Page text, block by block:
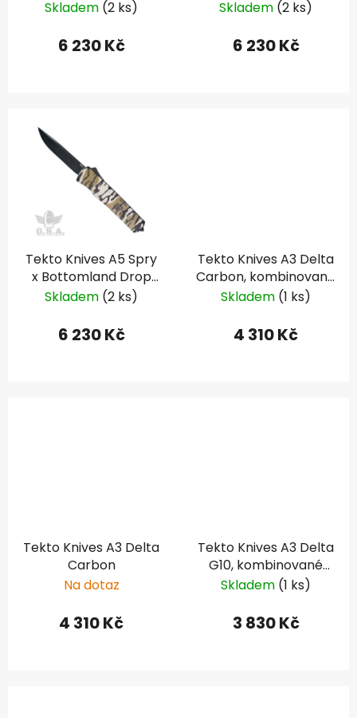
Skladem (2 ks)
6 230 Kč
Skladem (2 ks)
6 230 Kč
Tekto Knives A5 Spry
x Bottomland Drop
Point
Skladem (2 ks)
6 230 Kč
Tekto Knives A3 Delta
Carbon, kombinované
ostří
Skladem (1 ks)
4 310 Kč
Tekto Knives A3 Delta
Carbon
Na dotaz
4 310 Kč
Tekto Knives A3 Delta
G10, kombinované
ostří
Skladem (1 ks)
3 830 Kč